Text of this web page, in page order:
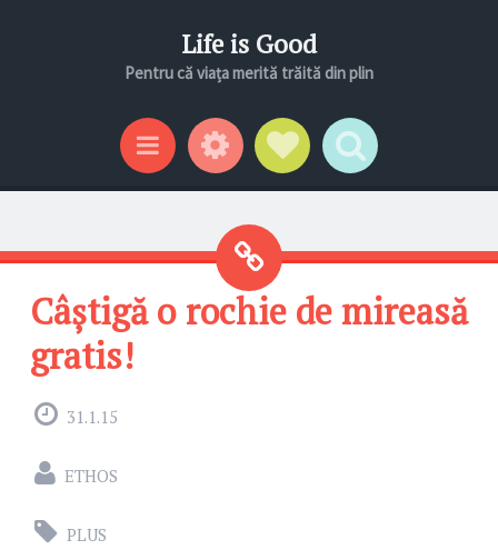
Life is Good
Pentru că viața merită trăită din plin
CategoriiGadgeturiProfil social
Search
Câștigă o rochie de mireasă
gratis!
31.1.15
ETHOS
PLUS